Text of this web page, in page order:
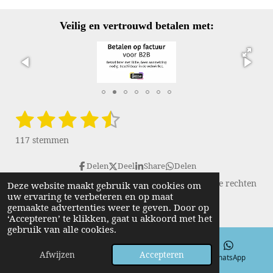
Deze website maakt gebruik van cookies om
uw ervaring te verbeteren en op maat
gemaakte advertenties weer te geven. Door op
‘Accepteren’ te klikken, gaat u akkoord met het
gebruik van alle cookies.
Afwijzen Accepteren
Veilig en vertrouwd betalen met:
R
a
t
n
g
:
4
.
1
s
e
r
2
s
e
r
r
e
n
3
s
e
r
r
e
n
4
t
e
r
r
e
5
t
e
r
r
e
n
S
m
e
n
117 stemmen
Delen Deel Share Delen
Copyright © 2016 - 2026 VanGulikSpecialTools. Alle rechten
voorbehouden.
E-mailadres Telefoonnummer WhatsApp